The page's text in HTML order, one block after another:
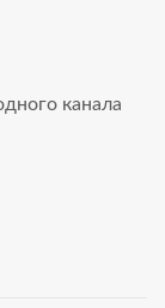
канала